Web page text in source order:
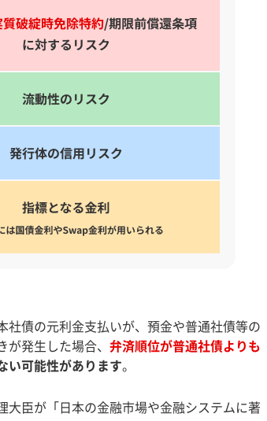
社債の元利金支払いが、預金や普通社債等の
発生した場合、 弁済順位が普通社債よりも
い可能性があります。
大臣が「日本の金融市場や金融システムに著